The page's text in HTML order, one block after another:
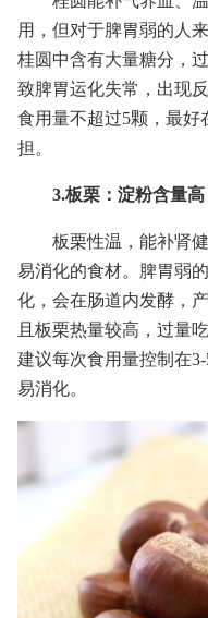
用，但对于脾胃弱的人
桂圆中含有大量糖分，
致脾胃运化失常，出现
食用量不超过5颗，最好
担。
3.板栗：淀粉含量
板栗性温，能补肾
易消化的食材。脾胃弱
化，会在肠道内发酵，
且板栗热量较高，过量
建议每次食用量控制在
易消化。